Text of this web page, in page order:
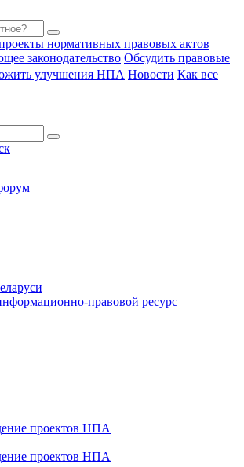
нормативных правовых актов
законодательство Обсудить правовые
улучшения НПА Новости Как все
правовой ресурс
проектов НПА
проектов НПА